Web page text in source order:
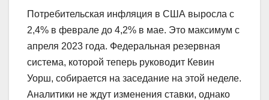
Потребительская инфляция в США выросла с
2,4% в феврале до 4,2% в мае. Это максимум с
апреля 2023 года. Федеральная резервная
система, которой теперь руководит Кевин
Уорш, собирается на заседание на этой неделе.
Аналитики не ждут изменения ставки, однако